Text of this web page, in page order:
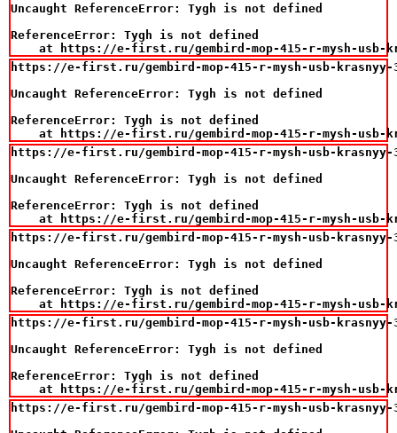
Uncaught ReferenceError: Tygh is not defined
ReferenceError: Tygh is not defined
at https://e-first.ru/gembird-mop-415-r-mysh-
https://e-first.ru/gembird-mop-415-r-mysh-usb-krasnyy-
Uncaught ReferenceError: Tygh is not defined
ReferenceError: Tygh is not defined
at https://e-first.ru/gembird-mop-415-r-mysh-
https://e-first.ru/gembird-mop-415-r-mysh-usb-krasnyy-
Uncaught ReferenceError: Tygh is not defined
ReferenceError: Tygh is not defined
at https://e-first.ru/gembird-mop-415-r-mysh-
https://e-first.ru/gembird-mop-415-r-mysh-usb-krasnyy-
Uncaught ReferenceError: Tygh is not defined
ReferenceError: Tygh is not defined
at https://e-first.ru/gembird-mop-415-r-mysh-
https://e-first.ru/gembird-mop-415-r-mysh-usb-krasnyy-
Uncaught ReferenceError: Tygh is not defined
ReferenceError: Tygh is not defined
at https://e-first.ru/gembird-mop-415-r-mysh-
https://e-first.ru/gembird-mop-415-r-mysh-usb-krasnyy-